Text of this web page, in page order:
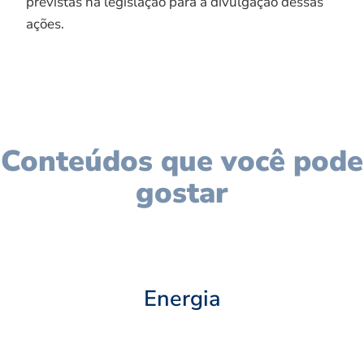
ações.
Conteúdos que você pode
gostar
Energia